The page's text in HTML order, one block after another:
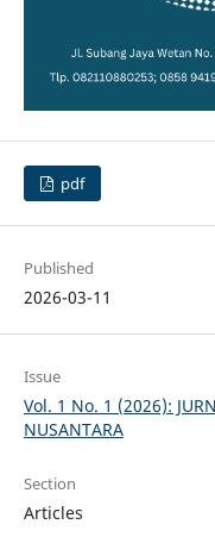
pdf
Published
2026-03-11
Issue
Vol. 1 No. 1 (2026):
NUSANTARA
Section
Articles